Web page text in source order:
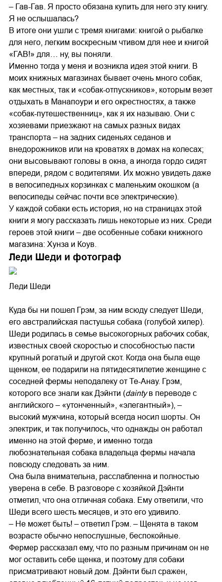
– Гав-Гав. Я просто обязана купить для него эту книгу.
Я не ослышалась?
В итоге они ушли с тремя книгами: книгой о рыбалке
для него, легким воскресным чтивом для нее и книгой
«ГАВ!» для… ну, вы поняли.
Именно тогда у меня и возникла идея этой книги. В
моих книжных магазинах бывает очень много собак,
как местных, так и «собак-отпускников», которым везет
отдыхать в Манапоури и его окрестностях, а также
«собак-путешественниц», как я их называю. Они с
хозяевами приезжают на самых разных видах
транспорта – на задних сиденьях седанов и
внедорожников или на кроватях в домах на колесах;
они высовывают головы в окна, а иногда гордо сидят
впереди, рядом с водителями. Их можно увидеть даже
в велосипедных корзинках с маленьким окошком (а
велосипеды сейчас почти все электрические).
У каждой собаки есть история, но на страницах этой
книги я могу рассказать лишь некоторые из них. Среди
героев этой книги – две особенные собаки книжного
магазина: Хунза и Коув.
Леди Шеди и фотограф
Леди Шеди
Куда бы ни пошел Грэм, за ним всюду следует Шеди,
его австралийская пастушья собака (голубой хилер).
Шеди родилась в семье высокогорных рабочих собак,
известных своей скоростью и способностью пасти
крупный рогатый и другой скот. Когда она была еще
щенком, ее подарили на пятидесятилетие женщине с
соседней фермы неподалеку от Те-Анау. Грэм,
которого все знали как Дэйнти (daintyв переводе с
английского – «утонченный», «элегантный»), –
высокий мужчина, который всегда носил шорты. Он
электрик, и так получилось, что однажды он работал
именно на этой ферме, и именно тогда
любознательная собака владельца фермы начала
повсюду следовать за ним.
Она была внимательна, расслабленна и полностью
уверена в себе. В разговоре с хозяйкой Дэйнти
отметил, что она отличная собака. Ему ответили, что
Шеди всего шесть месяцев, и это его удивило.
– Не может быть! – ответил Грэм. – Щенята в таком
возрасте обычно непослушные, беспокойные.
Фермер рассказал ему, что по разным причинам он не
мог оставить себе щенка, и поэтому для собаки
присматривают новый дом. Дэйнти был сражен,